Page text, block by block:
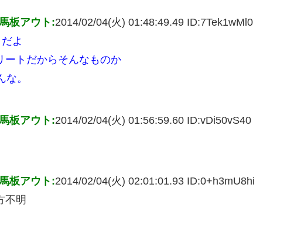
板アウト:2014/02/04(火) 01:48:49.49 ID:7Tek1wMl0
よ
ートだからそんなものか
。
板アウト:2014/02/04(火) 01:56:59.60 ID:vDi50vS40
板アウト:2014/02/04(火) 02:01:01.93 ID:0+h3mU8hi
不明